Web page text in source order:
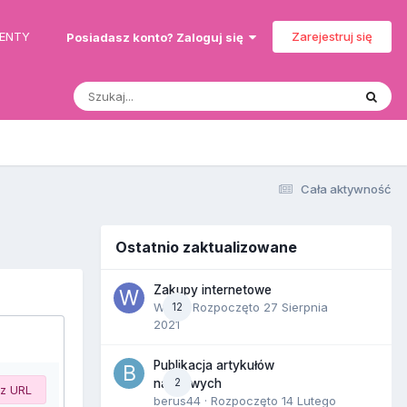
Posiadasz konto? Zaloguj się Zarejestruj się
Cała aktywność
URL
Ostatnio zaktualizowane
12
Zakupy internetowe
Wula · Rozpoczęto 27 Sierpnia
2021
2
Publikacja artykułów
naukowych
berus44 · Rozpoczęto 14 Lutego